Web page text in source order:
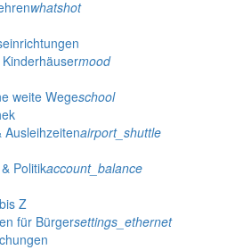
whatshot
mood
weite Wegeschool
Ausleihzeitenairport_shuttle
Politikaccount_balance
Z
für Bürgersettings_ethernet